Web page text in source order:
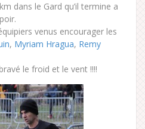
dans le Gard qu’il termine a
venus encourager les
, Myriam Hragua, Remy
le froid et le vent !!!!